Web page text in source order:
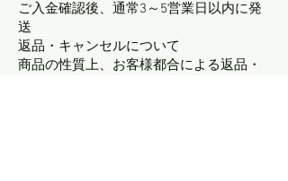
ご入金確認後、通常3～5営業日以内に発
送
返品・キャンセルについて
商品の性質上、お客様都合による返品・